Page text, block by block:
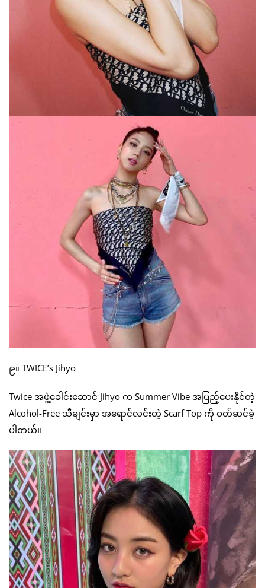
၉။ TWICE’s Jihyo
Twice အဖွဲ့ခေါင်းဆောင် Jihyo က Summer Vibe အပြည့်ပေးနိုင်တဲ့
Alcohol-Free သီချင်းမှာ အရောင်လင်းတဲ့ Scarf Top ကို ဝတ်ဆင်ခဲ့
ပါတယ်။